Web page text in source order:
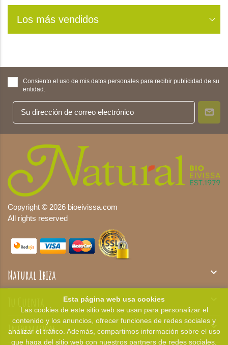
Los más vendidos
Consiento el uso de mis datos personales para recibir publicidad de su
entidad.
Copyright © 2026 bioeivissa.com
All rights reserved
Natural Ibiza 
Información 
Esta página web usa cookies
Las cookies de este sitio web se usan para personalizar el
contenido y los anuncios, ofrecer funciones de redes sociales y
analizar el tráfico. Además, compartimos información sobre el uso
que haga del sitio web con nuestros partners de redes sociales,